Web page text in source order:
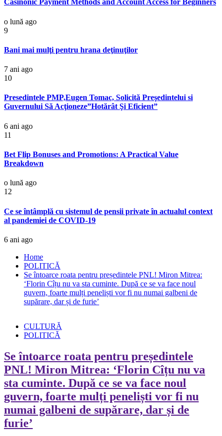
Casinonic Payment Methods and Account Access for Beginners
o lună ago
9
Bani mai mulţi pentru hrana deţinuţilor
7 ani ago
10
Presedintele PMP,Eugen Tomac, Solicită Preşedintelui si
Guvernului Să Acţioneze”Hotărât Şi Eficient”
6 ani ago
11
Bet Flip Bonuses and Promotions: A Practical Value
Breakdown
o lună ago
12
Ce se întâmplă cu sistemul de pensii private în actualul context
al pandemiei de COVID-19
6 ani ago
Home
POLITICĂ
Se întoarce roata pentru președintele PNL! Miron Mitrea:
‘Florin Cîțu nu va sta cuminte. După ce se va face noul
guvern, foarte mulți peneliști vor fi nu numai galbeni de
supărare, dar și de furie’
CULTURĂ
POLITICĂ
Se întoarce roata pentru președintele
PNL! Miron Mitrea: ‘Florin Cîțu nu va
sta cuminte. După ce se va face noul
guvern, foarte mulți peneliști vor fi nu
numai galbeni de supărare, dar și de
furie’